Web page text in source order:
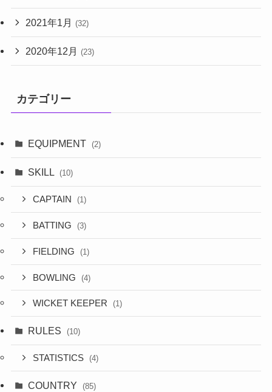
2021年1月 (32)
2020年12月 (23)
カテゴリー
EQUIPMENT (2)
SKILL (10)
CAPTAIN (1)
BATTING (3)
FIELDING (1)
BOWLING (4)
WICKET KEEPER (1)
RULES (10)
STATISTICS (4)
COUNTRY (85)